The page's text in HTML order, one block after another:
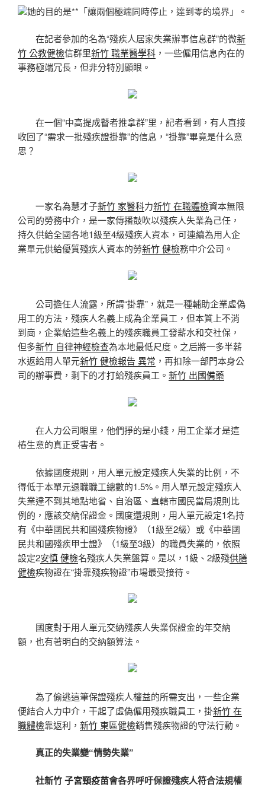
她的目的是**「讓兩個極端同時停止，達到零的境界」。
在記者參加的名為“殘疾人居家失業辦事信息群”的微新
竹 公教健檢信群里新竹 職業醫學科 ，一些僱用信息內在的
事務極端冗長，但非分特別顯眼。
在一個“中高提成瞽者推拿群”里，記者看到，有人直接
收回了“需求一批殘疾證掛靠”的信息，“掛靠”畢竟是什么意
思？
一家名為慧才子新竹 家醫科力新竹 在職體檢資本無限
公司的勞務中介，是一家傳播鼓吹以殘疾人失業為己任，
持久供給全國各地1級至4級殘疾人資本，可連續為用人企
業單元供給優質殘疾人資本的勞新竹 健檢務中介公司。
公司擔任人流露，所謂“掛靠”，就是一種輔助企業虛偽
用工的方法，殘疾人名義上成為企業員工，但本質上不消
到崗，企業給這些名義上的殘疾職員工發薪水和交社保，
但多新竹 自律神經檢查為本地最低尺度。之后將一多半薪
水返給用人單元新竹 健檢報告 異常 ，再扣除一部門本身公
司的辦事費，剩下的才打給殘疾員工。 新竹 出國備藥
在人力公司眼里，他們掙的是小錢，用工企業才是這
樁生意的真正受害者。
依據國度規則，用人單元設定殘疾人失業的比例，不
得低于本單元退職職工總數的1.5%。用人單元設定殘疾人
失業達不到其地點地省、自治區、直轄市國民當局規則比
例的，應該交納保證金。國度還規則，用人單元設定1名持
有《中華國民共和國殘疾物證》（1級至2級）或《中華國
民共和國殘疾甲士證》（1級至3級）的職員失業的，依照
設定2安慎 健檢名殘疾人失業盤算。是以，1級、2級殘供膳
健檢疾物證在“掛靠殘疾物證”市場最受接待。
國度對于用人單元交納殘疾人失業保證金的年交納
額，也有著明白的交納額算法。
為了偷逃這筆保證殘疾人權益的所需支出，一些企業
便結合人力中介，干起了虛偽僱用殘疾職員工，掛新竹 在
職體檢靠返利， 新竹 東區健檢銷售殘疾物證的守法行動。
真正的失業變“情勢失業”
社新竹 子宮頸疫苗會各界呼吁保證殘疾人符合法規權